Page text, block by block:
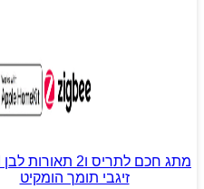
זיגבי תומך הומקיט